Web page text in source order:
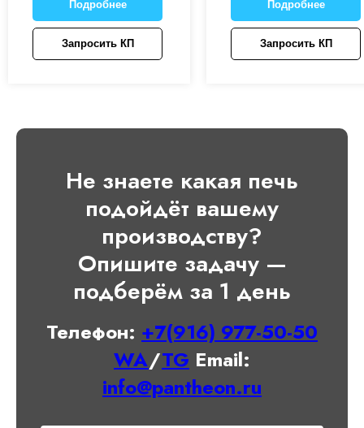
Подробнее
Запросить КП
Подробнее
Запросить КП
Не знаете какая печь
подойдёт вашему
производству?
Опишите задачу —
подберём за 1 день
Телефон: +7(916) 977-50-50
WA/TG Email:
info@pantheon.ru